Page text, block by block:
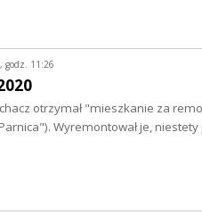
godz. 11:26
otrzymał "mieszkanie za
Wyremontował je,